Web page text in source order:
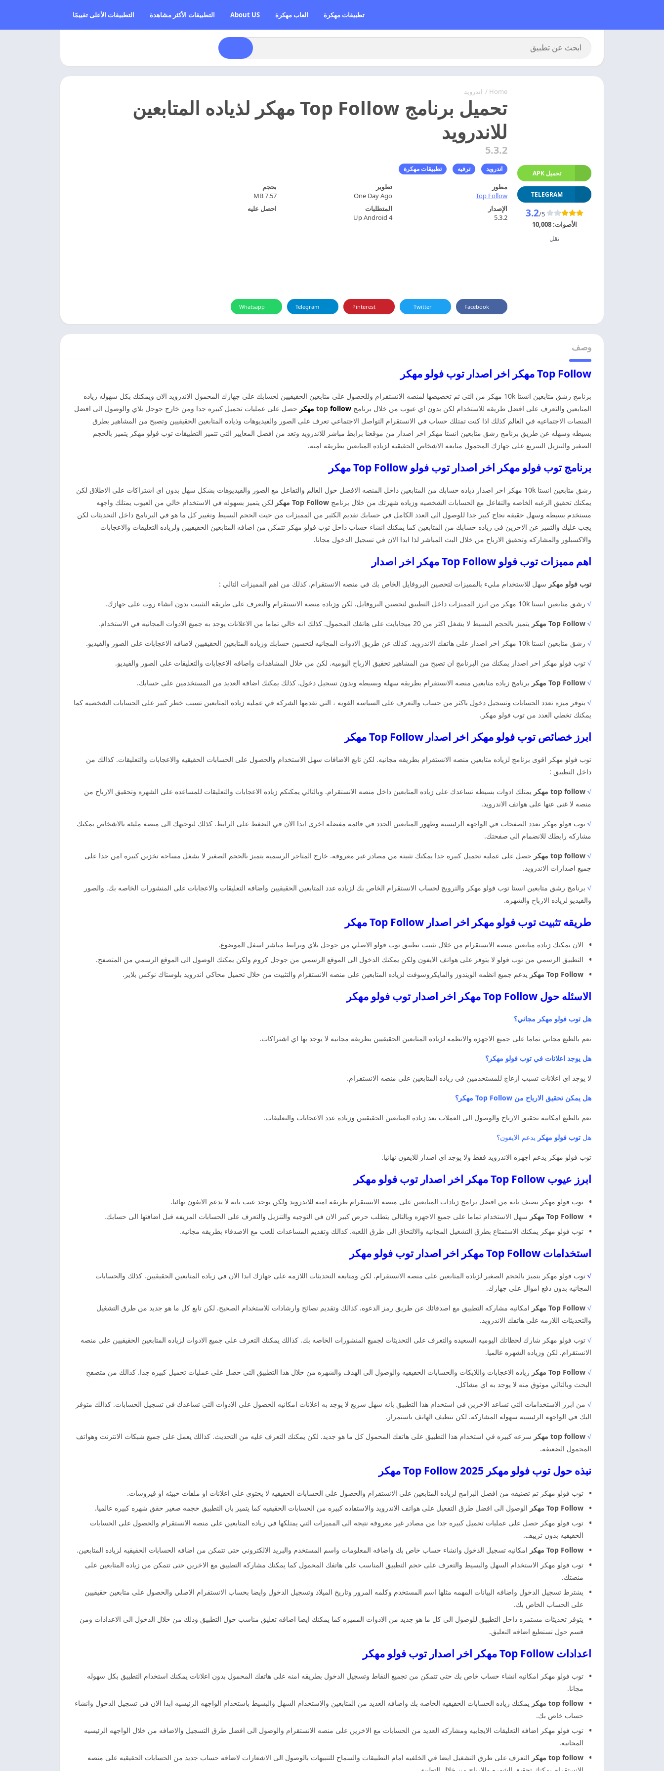
تطبيقات مهكرة العاب مهكرة About US التطبيقات الأكثر مشاهدة التطبيقات الأعلى تقييمًا
Home
/ اندرويد
تحميل برنامج Top Follow مهكر لذياده المتابعين
للاندرويد
5.3.2
اندرويد ترفيه تطبيقات مهكرة
تحميل APK
TELEGRAM
3.2/5
الأصوات:10,008
نقل
مطور
Top Follow
تطوير
One Day Ago
بحجم
7.57 MB
الإصدار
5.3.2
المتطلبات
Up Android 4
احصل عليه
Facebook
Twitter
Pinterest
Telegram
Whatsapp
وصف
Top Follow مهكر اخر اصدار توب فولو مهكر
برنامج رشق متابعين انستا 10k مهكر من التي تم تخصيصها لمنصه الانستقرام وللحصول على متابعين الحقيقيين لحسابك على جهازك المحمول الاندرويد الان ويمكنك بكل سهوله زياده
المتابعين والتعرف على افضل طريقه للاستخدام لكن بدون اي عيوب من خلال برنامج
top follow مهكر
حصل على عمليات تحميل كبيره جدا ومن خارج جوجل بلاي والوصول الى افضل
المنصات الاجتماعيه في العالم كذلك اذا كنت تمتلك حساب في الانستقرام التواصل الاجتماعي تعرف على الصور والفيديوهات وذياده المتابعين الحقيقيين وتصبح من المشاهير بطرق
بسيطه وسهله عن طريق برنامج رشق متابعين انستا مهكر اخر اصدار من موقعنا برابط مباشر للاندرويد وتعد من افضل المعايير التي تتميز التطبيقات توب فولو مهكر يتميز بالحجم
الصغير والتنزيل السريع على جهازك المحمول متابعه الاشخاص الحقيقيه لزياده المتابعين بطريقه امنه.
برنامج توب فولو مهكر اخر اصدار توب فولو Top Follow مهكر
رشق متابعين انستا 10k مهكر اخر اصدار ذياده حسابك من المتابعين داخل المنصه الافضل حول العالم والتفاعل مع الصور والفيديوهات بشكل سهل بدون اي اشتراكات على الاطلاق لكن
يمكنك تحقيق الرغبه الخاصه والتفاعل مع الحسابات الشخصيه وزياده شهرتك من خلال برنامج Top Follow مهكر
لكن يتميز بسهوله في الاستخدام خالي من العيوب يمتلك واجهه
مستخدم بسيطه وسهل حقيقه نجاح كبير جدا للوصول الى العدد الكامل في حسابك تقديم الكثير من المميزات من حيث الحجم البسيط وتغيير كل ما هو في البرنامج داخل التحديثات لكن
يجب عليك والتميز عن الاخرين في زياده حسابك من المتابعين كما يمكنك انشاء حساب داخل توب فولو مهكر تتمكن من اضافه المتابعين الحقيقيين ولزياده التعليقات والاعجابات
والاكسبلور والمشاركه وتحقيق الارباح من خلال البث المباشر لذا ابدا الان في تسجيل الدخول مجانا.
اهم مميزات توب فولو Top Follow مهكر اخر اصدار
توب فولو مهكر سهل للاستخدام مليء بالمميزات لتحصين البروفايل الخاص بك في منصه الانستقرام. كذلك من اهم المميزات التالي :
√ رشق متابعين انستا 10k مهكر من ابرز المميزات داخل التطبيق لتحصين البروفايل. لكن وزياده منصه الانستقرام والتعرف على طريقه التثبيت بدون انشاء روت على جهازك.
√ Top Follow مهكر يتميز بالحجم البسيط لا يشغل اكثر من 20 ميجابايت على هاتفك المحمول. كذلك انه خالي تماما من الاعلانات يوجد به جميع الادوات المجانيه في الاستخدام.
√ رشق متابعين انستا 10k مهكر اخر اصدار على هاتفك الاندرويد. كذلك عن طريق الادوات المجانيه لتحسين حسابك وزياده المتابعين الحقيقيين لاضافه الاعجابات على الصور والفيديو.
√ توب فولو مهكر اخر اصدار يمكنك من البرنامج ان تصبح من المشاهير تحقيق الارباح اليوميه. لكن من خلال المشاهدات واضافه الاعجابات والتعليقات على الصور والفيديو.
√ Top Follow مهكر برنامج زياده متابعين منصه الانستقرام بطريقه سهله وبسيطه وبدون تسجيل دخول. كذلك يمكنك اضافه العديد من المستخدمين على حسابك.
√ يتوفر ميزه تعدد الحسابات وتسجيل دخول باكثر من حساب والتعرف على السياسه القويه ، التي تقدمها الشركه في عمليه زياده المتابعين تسبب خطر كبير على الحسابات الشخصيه كما
يمكنك تخطي العدد من توب فولو مهكر.
ابرز خصائص توب فولو مهكر اخر اصدار Top Follow مهكر
توب فولو مهكر اقوى برنامج لزياده متابعين منصه الانستقرام بطريقه مجانيه. لكن تابع الاضافات سهل الاستخدام والحصول على الحسابات الحقيقيه والاعجابات والتعليقات. كذالك من
داخل التطبيق :
√
يمتلك ادوات بسيطه تساعدك على زياده المتابعين داخل منصه الانستقرام. وبالتالي يمكنكم زياده الاعجابات والتعليقات للمساعده على الشهره وتحقيق الارباح من
منصه لا غنى عنها على هواتف الاندرويد.
√ توب فولو مهكر تعدد الصفحات في الواجهه الرئيسيه وظهور المتابعين الجدد في قائمه مفضله اخرى ابدا الان في الضغط على الرابط. كذلك لتوجيهك الى منصه مليئه بالاشخاص يمكنك
مشاركه رابطك للانضمام الى صفحتك.
√ top follow مهكر
حصل على عمليه تحميل كبيره جدا يمكنك تثبيته من مصادر غير معروفه. خارج المتاجر الرسميه يتميز بالحجم الصغير لا يشغل مساحه تخزين كبيره امن جدا على
جميع اصدارات الاندرويد.
√ برنامج رشق متابعين انستا توب فولو مهكر والترويج لحساب الانستقرام الخاص بك لزياده عدد المتابعين الحقيقيين واضافه التعليقات والاعجابات على المنشورات الخاصه بك. والصور
والفيديو لزياده الارباح والشهره.
طريقه تثبيت توب فولو مهكر اخر اصدار Top Follow مهكر
الان يمكنك زياده متابعين منصه الانستقرام من خلال تثبيت تطبيق توب فولو الاصلي من جوجل بلاي وبرابط مباشر اسفل الموضوع.
التطبيق الرسمي من توب فولو لا يتوفر على هواتف الايفون ولكن يمكنك الدخول الى الموقع الرسمي من جوجل كروم ولكن يمكنك الوصول الى الموقع الرسمي من المتصفح.
Top Follow مهكر
يدعم جميع انظمه الويندوز والمايكروسوفت لزياده المتابعين على منصه الانستقرام والتثبيت من خلال تحميل محاكي اندرويد بلوستاك نوكس بلاير.
الاسئله حول Top Follow مهكر اخر اصدار توب فولو مهكر
هل توب فولو مهكر مجاني؟
نعم بالطبع مجاني تماما على جميع الاجهزه والانظمه لزياده المتابعين الحقيقيين بطريقه مجانيه لا يوجد بها اي اشتراكات.
هل يوجد اعلانات في توب فولو مهكر؟
لا يوجد اي اعلانات تسبب ازعاج للمستخدمين في زياده المتابعين على منصه الانستقرام.
هل يمكن تحقيق الارباح من Top Follow مهكر؟
نعم بالطبع امكانيه تحقيق الارباح والوصول الى العملات بعد زياده المتابعين الحقيقيين وزياده عدد الاعجابات والتعليقات.
هل توب فولو مهكر يدعم الايفون؟
توب فولو مهكر يدعم اجهزه الاندرويد فقط ولا يوجد اي اصدار للايفون نهائيا.
ابرز عيوب Top Follow مهكر اخر اصدار توب فولو مهكر
توب فولو مهكر يصنف بانه من افضل برامج زيادات المتابعين على منصه الانستقرام طريقه امنه للاندرويد ولكن يوجد عيب بانه لا يدعم الايفون نهائيا.
Top Follow مهكر
سهل الاستخدام تماما على جميع الاجهزه وبالتالي يتطلب حرص كبير الان في التوجيه والتنزيل والتعرف على الحسابات المزيفه قبل اضافتها الى حسابك.
توب فولو مهكر يمكنك الاستمتاع بطرق التشغيل المجانيه والالتحاق الى طرق اللعبه. كذالك وتقديم المساعدات للعب مع الاصدقاء بطريقه مجانيه.
استخدامات Top Follow مهكر اخر اصدار توب فولو مهكر
√ توب فولو مهكر يتميز بالحجم الصغير لزياده المتابعين على منصه الانستقرام. لكن ومتابعه التحديثات اللازمه على جهازك ابدا الان في زياده المتابعين الحقيقيين. كذلك والحسابات
المجانيه بدون دفع اموال على جهازك.
√ Top Follow مهكر
امكانيه مشاركه التطبيق مع اصدقائك عن طريق رمز الدعوه. كذالك وتقديم نصائح وارشادات للاستخدام الصحيح. لكن تابع كل ما هو جديد من طرق التشغيل
والتحديثات اللازمه على هاتفك الاندرويد.
√ توب فولو مهكر شارك لحظاتك اليوميه السعيده والتعرف على التحديثات لجميع المنشورات الخاصه بك. كذالك يمكنك التعرف على جميع الادوات لزياده المتابعين الحقيقيين على منصه
الانستقرام. لكن وزياده الشهره عالميا.
√ Top Follow مهكر
زياده الاعجابات واللايكات والحسابات الحقيقيه والوصول الى الهدف والشهره من خلال هذا التطبيق التي حصل على عمليات تحميل كبيره جدا. كذالك من متصفح
البحث وبالتالي موثوق منه لا يوجد به اي مشاكل.
√ من ابرز الاستخدامات التي تساعد الاخرين في استخدام هذا التطبيق بانه سهل سريع لا يوجد به اعلانات امكانيه الحصول على الادوات التي تساعدك في تسجيل الحسابات. كذالك متوفر
اليك في الواجهه الرئيسيه سهوله المشاركه. لكن تنظيف الهاتف باستمرار.
√ top follow مهكر
سرعه كبيره في استخدام هذا التطبيق على هاتفك المحمول كل ما هو جديد. لكن يمكنك التعرف عليه من التحديث. كذالك يعمل على جميع شبكات الانترنت وهواتف
المحمول الضعيفه.
نبذه حول توب فولو مهكر 2025 Top Follow مهكر
توب فولو مهكر تم تصنيفه من افضل البرامج لزياده المتابعين على الانستقرام والحصول على الحسابات الحقيقيه لا يحتوي على اعلانات او ملفات خبيثه او فيروسات.
Top Follow مهكر
الوصول الى افضل طرق التفعيل على هواتف الاندرويد والاستفاده كبيره من الحسابات الحقيقيه كما يتميز بان التطبيق حجمه صغير حقق شهره كبيره عالميا.
توب فولو مهكر حصل على عمليات تحميل كبيره جدا من مصادر غير معروفه نتيجه الى المميزات التي يمتلكها في زياده المتابعين على منصه الانستقرام والحصول على الحسابات
الحقيقيه بدون تزييف.
Top Follow مهكر
امكانيه تسجيل الدخول وانشاء حساب خاص بك واضافه المعلومات واسم المستخدم والبريد الالكتروني حتى تتمكن من اضافه الحسابات الحقيقيه لزياده المتابعين.
توب فولو مهكر الاستخدام السهل والبسيط والتعرف على حجم التطبيق المناسب على هاتفك المحمول كما يمكنك مشاركه التطبيق مع الاخرين حتى تتمكن من زياده المتابعين على
منصتك.
يشترط تسجيل الدخول واضافه البيانات المهمه مثلها اسم المستخدم وكلمه المرور وتاريخ الميلاد وتسجيل الدخول وايضا بحساب الانستقرام الاصلي والحصول على متابعين حقيقيين
على الحساب الخاص بك.
يتوفر تحديثات مستمره داخل التطبيق للوصول الى كل ما هو جديد من الادوات المميزه كما يمكنك ايضا اضافه تعليق مناسب حول التطبيق وذلك من خلال الدخول الى الاعدادات ومن
قسم حول تستطيع اضافه التعليق.
اعدادات Top Follow مهكر اخر اصدار توب فولو مهكر
توب فولو مهكر امكانيه انشاء حساب خاص بك حتى تتمكن من تجميع النقاط وتسجيل الدخول بطريقه امنه على هاتفك المحمول بدون اعلانات يمكنك استخدام التطبيق بكل سهوله
مجانا.
top follow مهكر
يمكنك زياده الحسابات الحقيقيه الخاصه بك واضافه العديد من المتابعين والاستخدام السهل والبسيط باستخدام الواجهه الرئيسيه ابدا الان في تسجيل الدخول وانشاء
حساب خاص بك.
توب فولو مهكر اضافه التعليقات الايجابيه ومشاركه العديد من الحسابات مع الاخرين على منصه الانستقرام والوصول الى افضل طرق التسجيل والاضافه من خلال الواجهه الرئيسيه
المجانيه.
top follow مهكر
التعرف على طرق التشغيل ايضا في الخلفيه امام التطبيقات والسماح للتنبيهات بالوصول الى الاشعارات لاضافه حساب جديد من الحسابات الحقيقيه على منصه